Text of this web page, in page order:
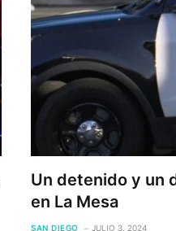
Un detenido y un
en La Mesa
SAN DIEGO JULIO 3, 2024